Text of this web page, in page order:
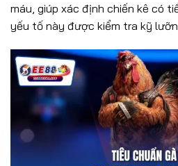
máu, giúp xác định chiến kê có
yếu tố này được kiểm tra kỹ